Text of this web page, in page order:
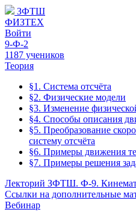
ЗФТШ
ФИЗТЕХ
Войти
9-Ф-2
1187 учеников
Теория
§1. Система отсчёта
§2. Физические модели
§3. Изменение
§4. Способы описания
§5. Преобразование
систему отсчёта
§6. Примеры движения
§7. Примеры решения
Лекторий ЗФТШ. Ф-9.
Ссылки на дополнительные
Вебинар